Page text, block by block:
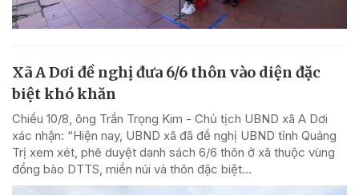
Xã A Dơi đề nghị đưa 6/6 thôn vào diện đặc
biệt khó khăn
Chiều 10/8, ông Trần Trọng Kim - Chủ tịch UBND xã A Dơi
xác nhận: “Hiện nay, UBND xã đã đề nghị UBND tỉnh Quảng
Trị xem xét, phê duyệt danh sách 6/6 thôn ở xã thuộc vùng
đồng bào DTTS, miền núi và thôn đặc biệt...